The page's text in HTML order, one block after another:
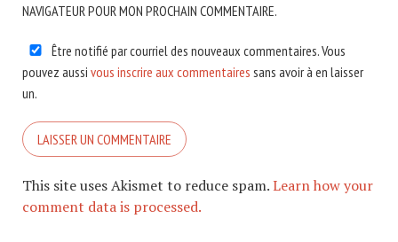
NAVIGATEUR POUR MON PROCHAIN COMMENTAIRE.
Être notifié par courriel des nouveaux commentaires. Vous
pouvez aussi vous inscrire aux commentaires sans avoir à en laisser
un.
This site uses Akismet to reduce spam.Learn how your
comment data is processed.